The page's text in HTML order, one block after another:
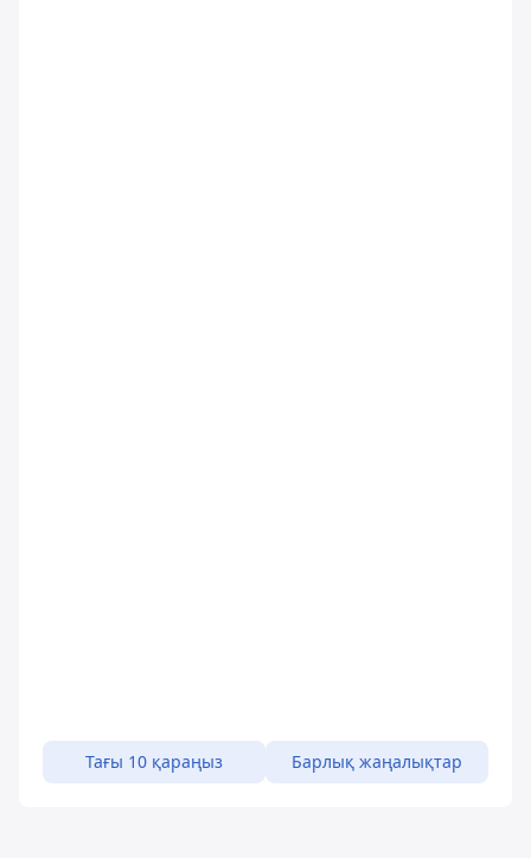
Тағы 10 қараңыз Барлық жаңалықтар